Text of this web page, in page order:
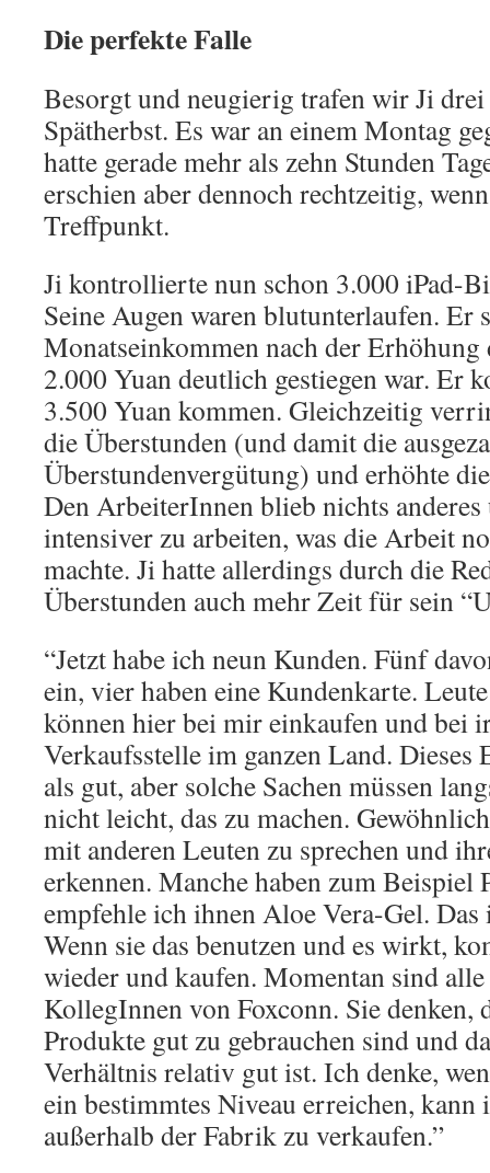
Die perfekte Falle
Besorgt und neugierig trafen wir Ji
Spätherbst. Es war an einem Montag
hatte gerade mehr als zehn Stunden
erschien aber dennoch rechtzeitig,
Treffpunkt.
Ji kontrollierte nun schon 3.000 iPad-
Seine Augen waren blutunterlaufen. Er
Monatseinkommen nach der
2.000 Yuan deutlich gestiegen war. Er
3.500 Yuan kommen. Gleichzeitig
die Überstunden (und damit die
Überstundenvergütung) und erhöhte
Den ArbeiterInnen blieb nichts
intensiver zu arbeiten, was die Arbeit
machte. Ji hatte allerdings durch die
Überstunden auch mehr Zeit für sein
“Jetzt habe ich neun Kunden. Fünf
ein, vier haben eine Kundenkarte.
können hier bei mir einkaufen und bei
Verkaufsstelle im ganzen Land.
als gut, aber solche Sachen müssen
nicht leicht, das zu machen.
mit anderen Leuten zu sprechen und
erkennen. Manche haben zum Beispiel
empfehle ich ihnen Aloe Vera-Gel.
Wenn sie das benutzen und es wirkt,
wieder und kaufen. Momentan sind
KollegInnen von Foxconn. Sie denken,
Produkte gut zu gebrauchen sind und
Verhältnis relativ gut ist. Ich denke,
ein bestimmtes Niveau erreichen, kann
außerhalb der Fabrik zu verkaufen.”